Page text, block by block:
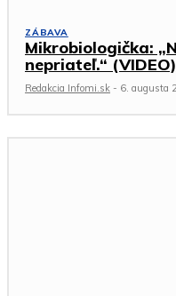
ZÁBAVA
Mikrobiologička:
nepriateľ.“ (VIDEO)
Redakcia Infomi.sk - 6. augusta